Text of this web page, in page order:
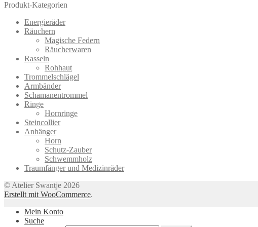
Produkt-Kategorien
Energieräder
Räuchern
Magische Federn
Räucherwaren
Rasseln
Rohhaut
Trommelschlägel
Armbänder
Schamanentrommel
Ringe
Hornringe
Steincollier
Anhänger
Horn
Schutz-Zauber
Schwemmholz
Traumfänger und Medizinräder
© Atelier Swantje 2026
Erstellt mit WooCommerce.
Mein Konto
Suche